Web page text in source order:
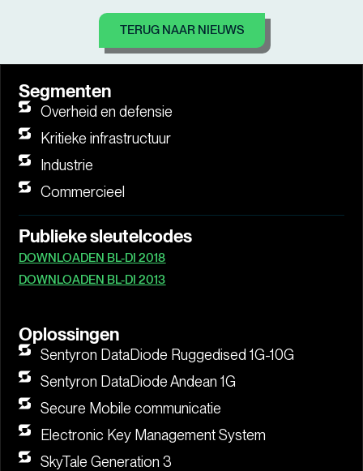
TERUG NAAR NIEUWS
Segmenten
Overheid en defensie
Kritieke infrastructuur
Industrie
Commercieel
Publieke sleutelcodes
DOWNLOADEN BL-DI 2018
DOWNLOADEN BL-DI 2013
Oplossingen
Sentyron DataDiode Ruggedised 1G-10G
Sentyron DataDiode Andean 1G
Secure Mobile communicatie
Electronic Key Management System
SkyTale Generation 3